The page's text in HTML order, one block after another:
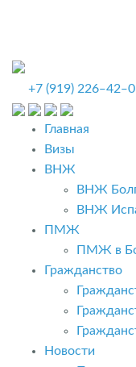
+7 (919)
Главная
Визы
ВНЖ
ВНЖ
ВНЖ
ПМЖ
ПМЖ в
Гражданство
Новости